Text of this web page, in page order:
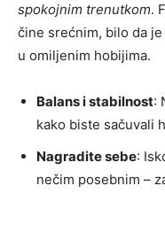
spokojnim trenutkom.
čine srećnim, bilo da
u omiljenim hobijima.
Balans i stabilnost:
kako biste sačuvali
Nagradite sebe:
nečim posebnim –